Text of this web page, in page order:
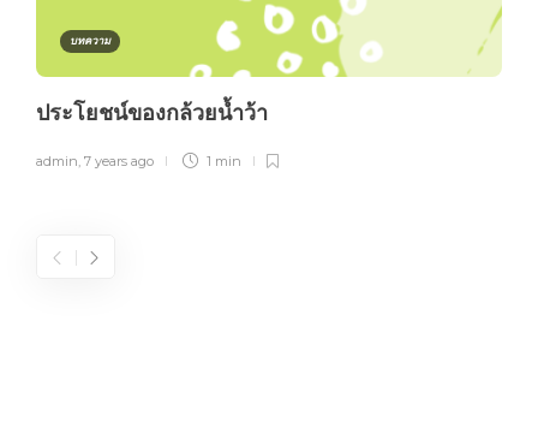
บทความ
ประโยชน์ของกล้วยน้ำว้า
admin 7 years ago 1 min